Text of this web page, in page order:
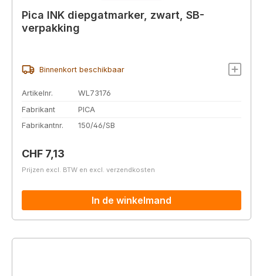
Pica INK diepgatmarker, zwart, SB-
verpakking
Binnenkort beschikbaar
Artikelnr.
WL73176
Fabrikant
PICA
Fabrikantnr.
150/46/SB
Normale prijs:
CHF 7,13
Prijzen excl. BTW en excl. verzendkosten
In de winkelmand